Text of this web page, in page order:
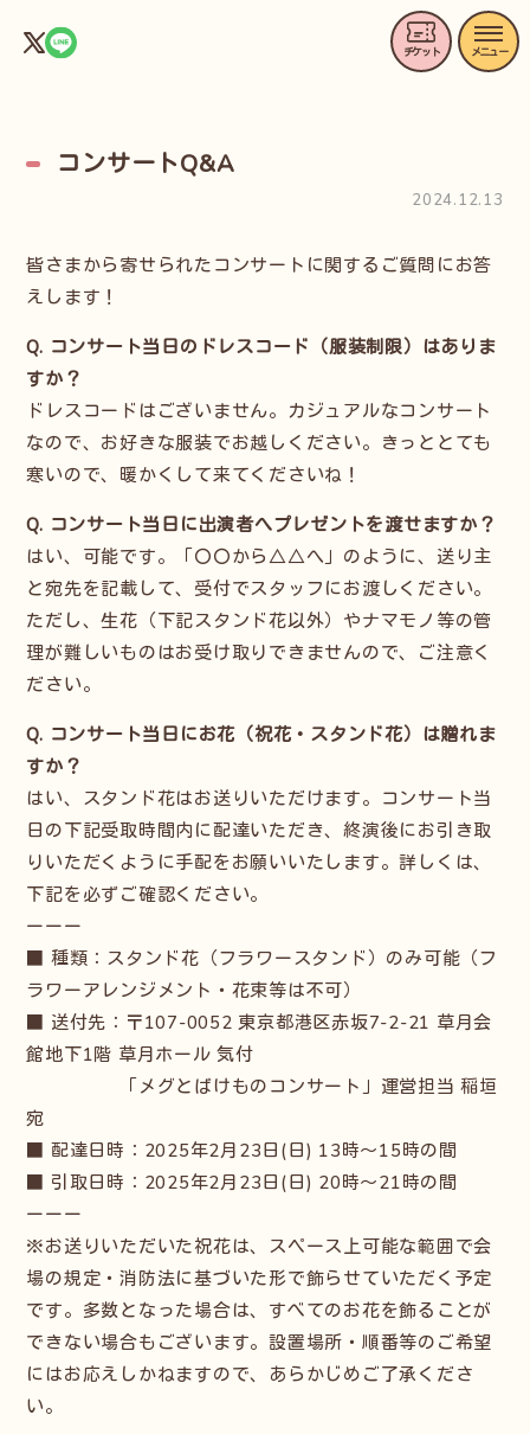
チケット
コンサートQ&A
2024.12.13
皆さまから寄せられたコンサートに関するご質問にお答
えします！
Q. コンサート当日のドレスコード（服装制限）はありま
すか？
ドレスコードはございません。カジュアルなコンサート
なので、お好きな服装でお越しください。きっととても
寒いので、暖かくして来てくださいね！
Q. コンサート当日に出演者へプレゼントを渡せますか？
はい、可能です。「〇〇から△△へ」のように、送り主
と宛先を記載して、受付でスタッフにお渡しください。
ただし、生花（下記スタンド花以外）やナマモノ等の管
理が難しいものはお受け取りできませんので、ご注意く
ださい。
Q. コンサート当日にお花（祝花・スタンド花）は贈れま
すか？
はい、スタンド花はお送りいただけます。コンサート当
日の下記受取時間内に配達いただき、終演後にお引き取
りいただくように手配をお願いいたします。詳しくは、
下記を必ずご確認ください。
ーーー
■ 種類：スタンド花（フラワースタンド）のみ可能（フ
ラワーアレンジメント・花束等は不可）
■ 送付先：〒107-0052 東京都港区赤坂7-2-21 草月会
館地下1階 草月ホール 気付
「メグとばけものコンサート」運営担当 稲垣
宛
■ 配達日時：2025年2月23日(日) 13時～15時の間
■ 引取日時：2025年2月23日(日) 20時～21時の間
ーーー
※お送りいただいた祝花は、スペース上可能な範囲で会
場の規定・消防法に基づいた形で飾らせていただく予定
です。多数となった場合は、すべてのお花を飾ることが
できない場合もございます。設置場所・順番等のご希望
にはお応えしかねますので、あらかじめご了承くださ
い。
メニュー
見どこ
開催概
出演者
物販情
チケットを購入